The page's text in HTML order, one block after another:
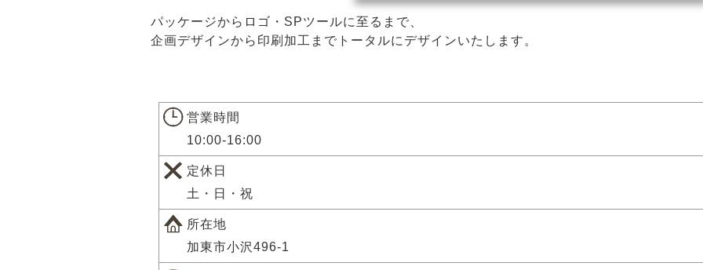
パッケージからロゴ・SPツールに至るまで、
企画デザインから印刷加工までトータルにデザインいたします。
営業時間
10:00-16:00
定休日
土・日・祝
所在地
加東市小沢496-1